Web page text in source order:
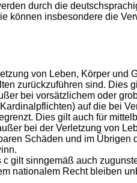
durch die
können insbesondere die
von Leben, Körper
zurückzuführen sind.
bei vorsätzlichem oder
auf die bei
Dies gilt auch für
bei der Verletzung von
Schäden und im
gilt sinngemäß auch
nationalem Recht bleiben